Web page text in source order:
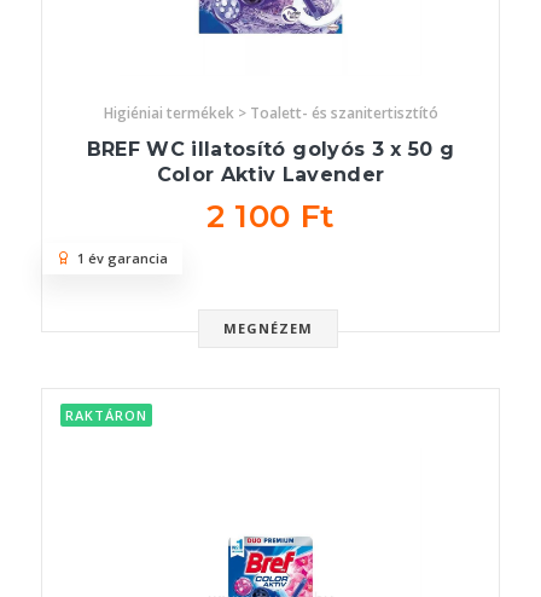
Higiéniai termékek > Toalett- és szanitertisztító
BREF WC illatosító golyós 3 x 50 g
Color Aktiv Lavender
2 100 Ft
MEGNÉZEM
1 év garancia
RAKTÁRON